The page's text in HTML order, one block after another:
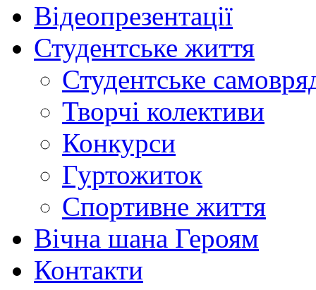
Відеопрезентації
Студентське життя
Студентське
Творчі колективи
Конкурси
Гуртожиток
Спортивне життя
Вічна шана Героям
Контакти